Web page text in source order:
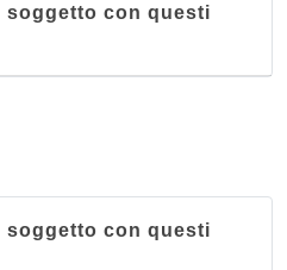
soggetto con questi
soggetto con questi